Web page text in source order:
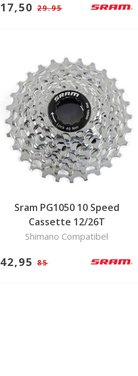
17,5029.95
Sram PG1050 10 Speed
Cassette 12/26T
Shimano Compatibel
42,9585